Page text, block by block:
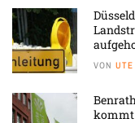
VON UTE
kommt